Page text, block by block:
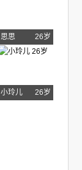
思思 26岁
小玲儿 26岁